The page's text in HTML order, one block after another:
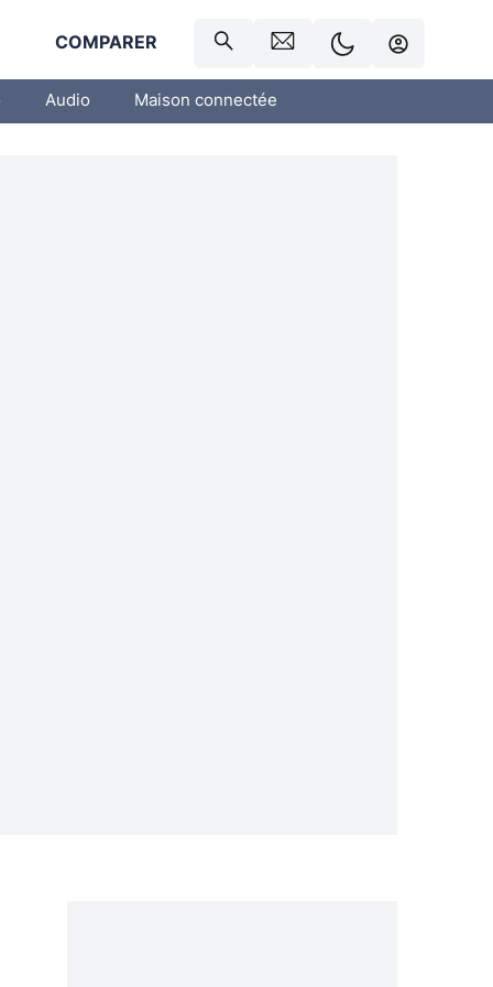
COMPARER
Audio Maison connectée